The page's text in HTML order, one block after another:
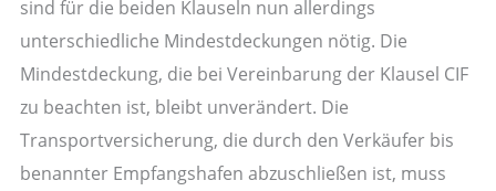
sind für die beiden Klauseln nun allerdings
unterschiedliche Mindestdeckungen nötig. Die
Mindestdeckung, die bei Vereinbarung der Klausel CIF
zu beachten ist, bleibt unverändert. Die
Transportversicherung, die durch den Verkäufer bis
benannter Empfangshafen abzuschließen ist, muss